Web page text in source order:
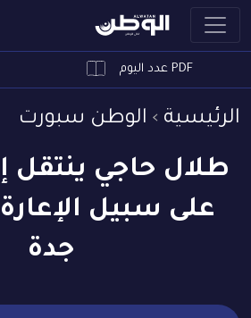
PDF عدد اليوم
الرئيسية الوطن سبورت
طلال حاجي ينتقل
على سبيل
جدة